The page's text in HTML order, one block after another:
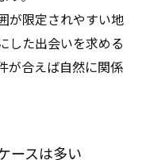
が限定されやすい地
した出会いを求める
が合えば自然に関係
ースは多い